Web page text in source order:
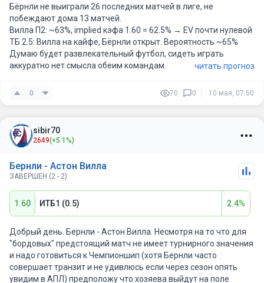
Бёрнли не выиграли 26 последних матчей в лиге, не
побеждают дома 13 матчей.
Вилла П2: ~63%, implied кэфа 1.60 = 62.5% → EV почти нулевой
ТБ 2.5: Вилла на кайфе, Бёрнли открыт. Вероятность ~65%
Думаю будет развлекательный футбол, сидеть играть
аккуратно нет смысла обеим командам.
читать прогноз
0 70 0 10 мая, 07:50
sibir70
2649(+5.1%)
Бернли - Астон Вилла
ЗАВЕРШЕН (2 - 2)
1.60 ИТБ1 (0.5) 2.4%
Добрый день. Бернли - Астон Вилла. Несмотря на то что для
"бордовых" предстоящий матч не имеет турнирного значения
и надо готовиться к Чемпионшип (хотя Бернли часто
совершает транзит и не удивлюсь если через сезон опять
увидим в АПЛ) предположу что хозяева выйдут на поле